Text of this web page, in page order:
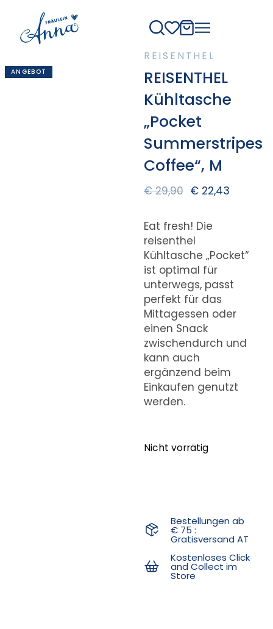
ANGEBOT
REISENTHEL
REISENTHEL
Kühltasche
„Pocket
Summerstripes
Coffee“, M
€29,90 €22,43
Eat fresh! Die
reisenthel
Kühltasche „Pocket“
ist optimal für
unterwegs, passt
perfekt für das
Mittagessen oder
einen Snack
zwischendurch und
kann auch
ergänzend beim
Einkaufen genutzt
werden.
Nicht vorrätig
Bestellungen ab
€ 75 :
Gratisversand AT
Kostenloses Click
and Collect im
Store